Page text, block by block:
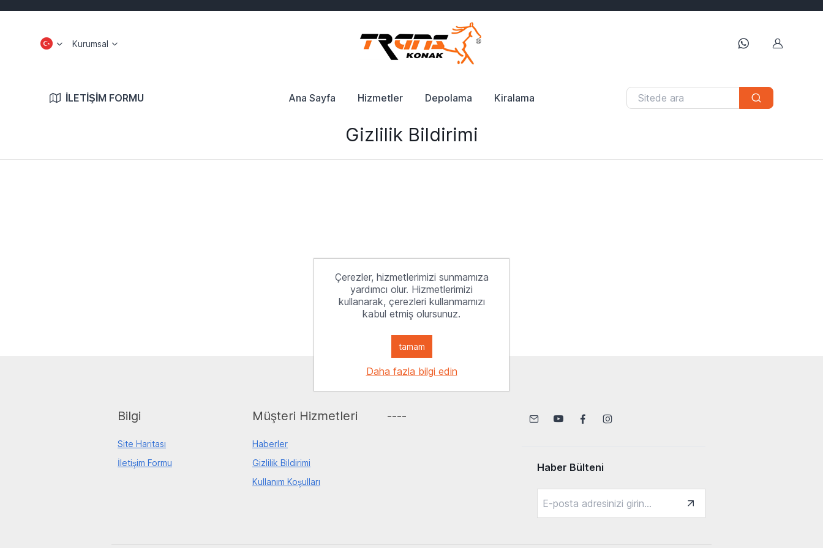
Kurumsal
İLETIŞIM FORMU Ana Sayfa Hizmetler Depolama Kiralama
Gizlilik Bildirimi
Bilgi
Site Haritası
İletişim Formu
Müşteri Hizmetleri
Haberler
Gizlilik Bildirimi
Kullanım Koşulları
----
Haber Bülteni
Çerezler, hizmetlerimizi sunmamıza
yardımcı olur. Hizmetlerimizi
kullanarak, çerezleri kullanmamızı
kabul etmiş olursunuz.
tamam
Daha fazla bilgi edin